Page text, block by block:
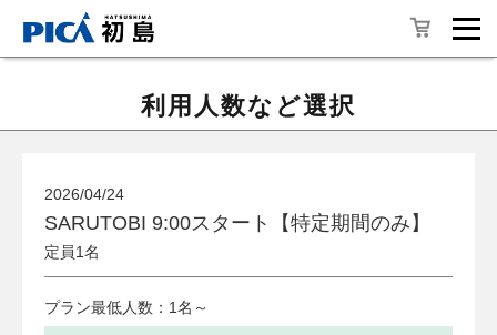
利用人数など選択
2026/04/24
SARUTOBI 9:00スタート【特定期間のみ】
定員1名
プラン最低人数：1名～